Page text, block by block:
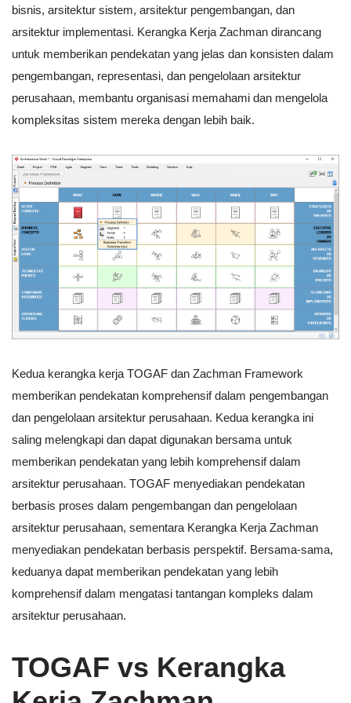
bisnis, arsitektur sistem, arsitektur pengembangan, dan
arsitektur implementasi. Kerangka Kerja Zachman dirancang
untuk memberikan pendekatan yang jelas dan konsisten dalam
pengembangan, representasi, dan pengelolaan arsitektur
perusahaan, membantu organisasi memahami dan mengelola
kompleksitas sistem mereka dengan lebih baik.
Kedua kerangka kerja TOGAF dan Zachman Framework
memberikan pendekatan komprehensif dalam pengembangan
dan pengelolaan arsitektur perusahaan. Kedua kerangka ini
saling melengkapi dan dapat digunakan bersama untuk
memberikan pendekatan yang lebih komprehensif dalam
arsitektur perusahaan. TOGAF menyediakan pendekatan
berbasis proses dalam pengembangan dan pengelolaan
arsitektur perusahaan, sementara Kerangka Kerja Zachman
menyediakan pendekatan berbasis perspektif. Bersama-sama,
keduanya dapat memberikan pendekatan yang lebih
komprehensif dalam mengatasi tantangan kompleks dalam
arsitektur perusahaan.
TOGAF vs Kerangka